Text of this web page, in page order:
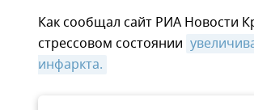
Как сообщал сайт РИА Новости
стрессовом состоянии
инфаркта.